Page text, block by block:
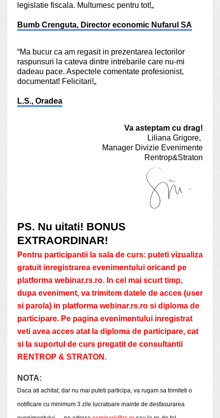
legislatie fiscala. Multumesc pentru tot!„
Bumb Crenguta, Director economic Nufarul SA
“Ma bucur ca am regasit in prezentarea lectorilor
raspunsuri la cateva dintre intrebarile care nu-mi
dadeau pace. Aspectele comentate profesionist,
documentat! Felicitari!„
L.S., Oradea
Va asteptam cu drag!
Liliana Grigore,
Manager Divizie Evenimente
Rentrop&Straton
PS. Nu uitati! BONUS
EXTRAORDINAR!
Pentru participantii la sala de curs: puteti vizualiza
gratuit inregistrarea evenimentului oricand pe
platforma webinar.rs.ro. In cel mai scurt timp,
dupa eveniment, va trimitem datele de acces (user
si parola) in platforma webinar.rs.ro si diploma de
participare. Pe pagina evenimentului inregistrat
veti avea acces atat la diploma de participare, cat
si la suportul de curs pregatit de consultantii
RENTROP & STRATON.
NOTA:
Daca ati achitat, dar nu mai puteti participa, va rugam sa trimiteti o
notificare cu minimum 3 zile lucratoare inainte de desfasurarea